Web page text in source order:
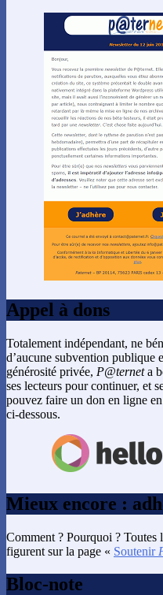
Appel à dons
Totalement indépendant, ne
d’aucune subvention publique
générosité privée, P@terneta
ses lecteurs pour continuer, et
pouvez faire un don en ligne
ci-dessous.
Mieux encore :
Comment ? Pourquoi ? Toutes
figurent sur la page « Soutenir
Bloc-note